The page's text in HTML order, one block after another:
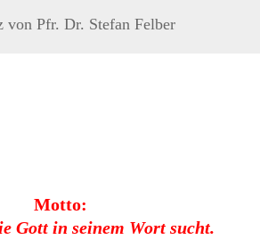
von Pfr. Dr. Stefan Felber
Motto:
Gott in seinem Wort sucht.